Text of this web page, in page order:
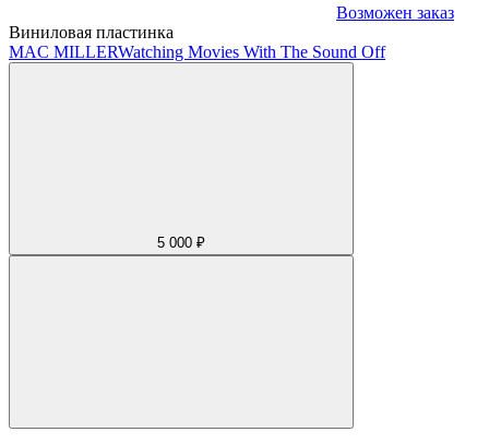
Возможен заказ
Виниловая пластинка
MAC MILLERWatching Movies With The Sound Off
5 000 ₽